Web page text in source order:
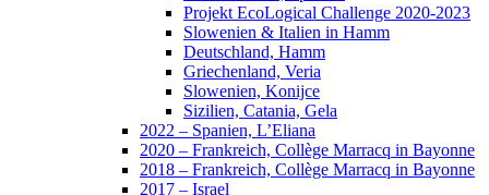
2016 – Badajoz
Schüleraustausch – Brasilien
DELF – Prüfungen
Naturwissenschaft / Technik
Biologie Leistungskurs
Theater
2018 – In 80 Tagen um die Welt
2017 – Wir sind noch einmal davongekommen
2016 – 3 falsche Prinzen